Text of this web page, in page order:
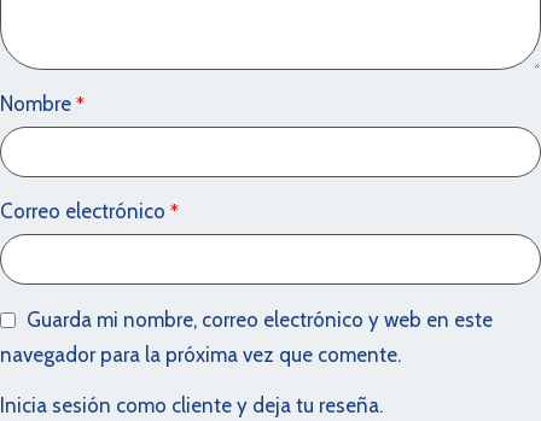
Nombre *
Correo electrónico *
Guarda mi nombre, correo electrónico y web en este
navegador para la próxima vez que comente.
Inicia sesión como cliente y deja tu reseña.